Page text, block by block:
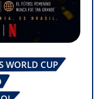
WORLD CUP